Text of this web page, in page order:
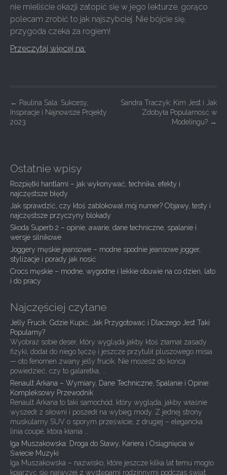
nie mieliście okazji zatopić się w jego lekturze, gorąco
polecam zrobić to jak najszybciej. Nie bójcie się,
przygoda czeka za rogiem!
Przeczytaj więcej na:
P
o
n
a
v
i
g
a
t
i
o
← Paulina Sala: Sukcesy,
Inspiracje i Najnowsze Projekty
2023
Sandra Traczyk: Kim Jest i Jak
Zdobyła Popularność w
Modelingu? →
Ostatnie wpisy
Rozpiętki hantlami – jak wykonywać, technika, efekty i
najczęstsze błędy
Jak sprawdzić, czy ktoś zablokował mój numer? Objawy, testy i
najczęstsze przyczyny blokady
Skoda Superb 2 – opinie, awarie, dane techniczne, spalanie i
wersje silnikowe
Joggery męskie jeansowe – modne spodnie jeansowe jogger,
stylizacje i porady jak nosić
Crocs męskie – modne, wygodne i lekkie obuwie na co dzień, lato
i do pracy
Najczęściej czytane
Jelly Frucik: Gdzie Kupić, Jak Przygotować i Dlaczego Jest Taki
Popularny?
Wyobraź sobie deser, który wygląda jakby ktoś złamał zasady
fizyki, dodał do niego tęczę i jeszcze przytulił pluszowego misia
— oto fenomen zwany jelly frucik. Nie możesz do końca
powiedzieć, czy to galaretka, …
Renault Arkana – Wymiary, Dane Techniczne, Spalanie i Opinie:
Kompleksowy Przewodnik
Renault Arkana to taki samochód, który wygląda, jakby właśnie
wyszedł z siłowni i poszedł na wybieg mody. Z jednej strony
muskularny SUV o sporym prześwicie, z drugiej – elegancka
linia coupé, która kłania …
Iga Muszakowska: Droga do Sławy, Kariera i Osiągnięcia w
Świecie Muzyki
Iga Muszakowska – nazwisko, które jeszcze kilka lat temu mogło
kojarzyć się najwyżej z występami rodzinnymi podczas świąt